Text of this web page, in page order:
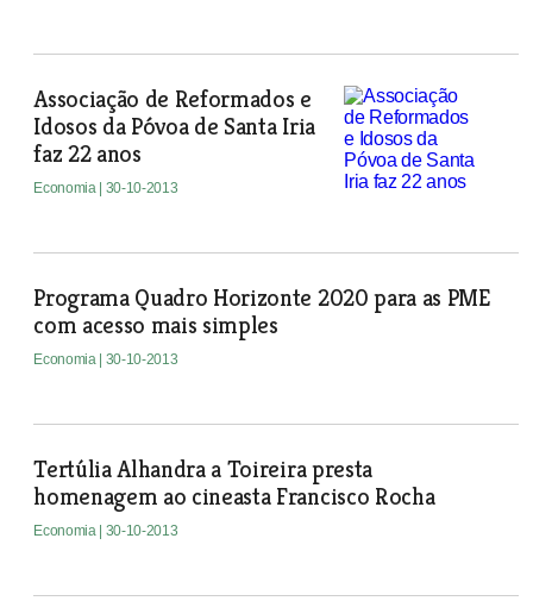
Associação de Reformados e
Idosos da Póvoa de Santa Iria
faz 22 anos
Economia | 30-10-2013
Programa Quadro Horizonte 2020 para as PME
com acesso mais simples
Economia | 30-10-2013
Tertúlia Alhandra a Toireira presta
homenagem ao cineasta Francisco Rocha
Economia | 30-10-2013